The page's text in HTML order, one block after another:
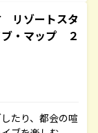
リゾートスタ
・マップ ２
たり、都会の喧